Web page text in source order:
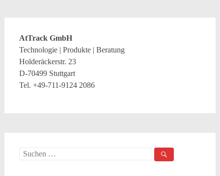
AtTrack GmbH
Technologie | Produkte | Beratung
Holderäckerstr. 23
D-70499 Stuttgart
Tel. +49-711-9124 2086
Suche